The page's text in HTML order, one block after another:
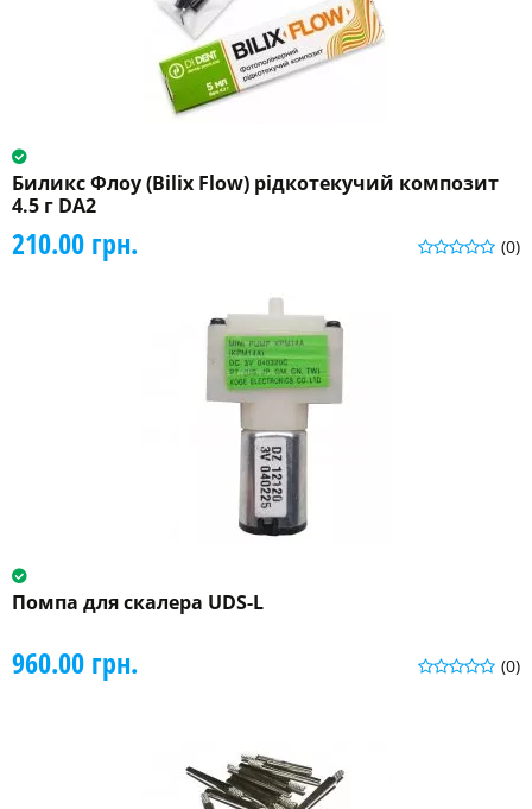
Биликс Флоу (Bilix Flow) рідкотекучий композит
4.5 г DA2
(0)
210.00 грн.
Помпа для скалера UDS-L
(0)
960.00 грн.